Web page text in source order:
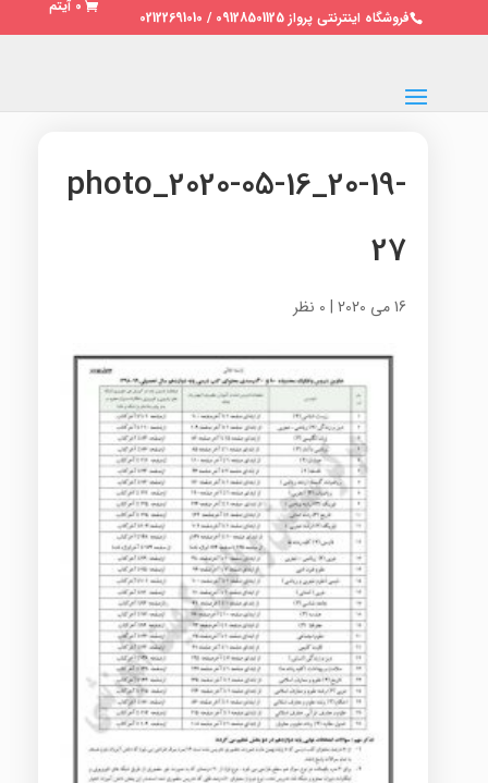
فروشگاه اینترنتی پرواز 09128501125 / 02122691010
0 آیتم
photo_2020-05-16_20-19-
27
16 می 2020 | 0 نظر